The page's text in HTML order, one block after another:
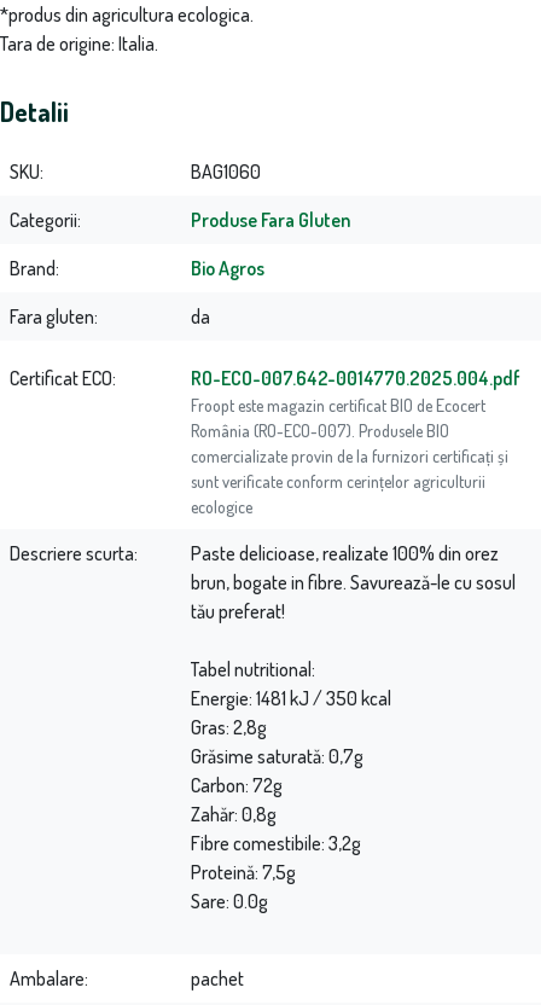
*produs din agricultura ecologica.
Tara de origine: Italia.
Detalii
SKU
BAG1060
Categorii
Produse Fara Gluten
Brand
Bio Agros
Fara gluten
da
Certificat ECO RO-ECO-007.642-0014770.2025.004.pdf
Froopt este magazin certificat BIO de Ecocert
România (RO-ECO-007). Produsele BIO
comercializate provin de la furnizori certificați și
sunt verificate conform cerințelor agriculturii
ecologice
Descriere scurta
Paste delicioase, realizate 100% din orez
brun, bogate in fibre. Savurează-le cu sosul
tău preferat!
Tabel nutritional:
Energie: 1481 kJ / 350 kcal
Gras: 2,8g
Grăsime saturată: 0,7g
Carbon: 72g
Zahăr: 0,8g
Fibre comestibile: 3,2g
Proteină: 7,5g
Sare: 0.0g
Ambalare pachet